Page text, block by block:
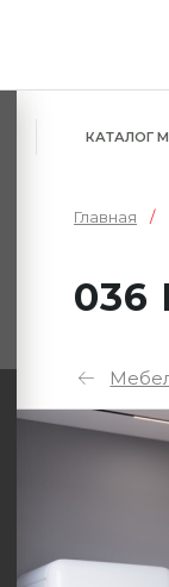
КАТАЛОГ
Главная